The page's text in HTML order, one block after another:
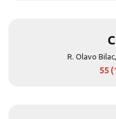
R. Olavo
55